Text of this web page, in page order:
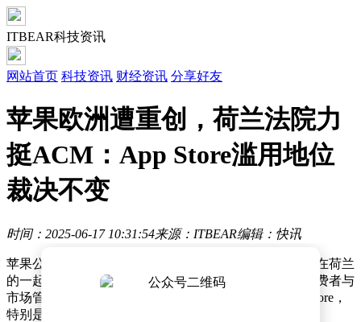
ITBEAR科技资讯
网站首页 科技资讯 财经资讯 分享好友
苹果欧洲遭重创，荷兰法院力
挺ACM：App Store滥用地位
裁决不变
时间：2025-06-17 10:31:54来源：ITBEAR编辑：快讯
苹果公司在欧洲市场再次面临监管挑战，此次焦点集中在荷兰
的一起法律纠纷上。荷兰鹿特丹法院近期维持了荷兰消费者与
市场管理局（ACM）对苹果的裁决，认定苹果在App Store，
特别是约会类应用领域内，滥用了其市场主导地位。